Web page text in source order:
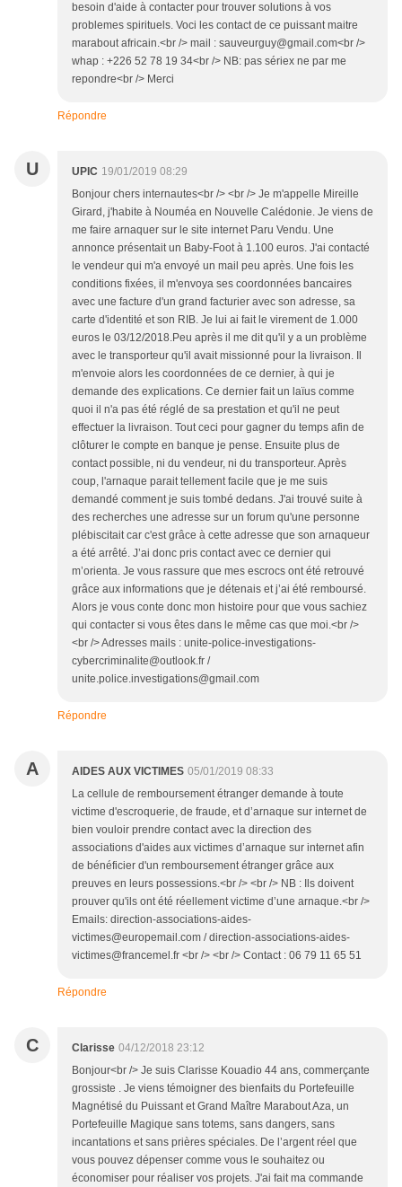
besoin d'aide à contacter pour trouver solutions à vos
problemes spirituels. Voci les contact de ce puissant maitre
marabout africain.<br /> mail : sauveurguy@gmail.com<br />
whap : +226 52 78 19 34<br /> NB: pas sériex ne par me
repondre<br /> Merci
Répondre
U UPIC 19/01/2019 08:29
Bonjour chers internautes<br /> <br /> Je m'appelle Mireille
Girard, j'habite à Nouméa en Nouvelle Calédonie. Je viens de
me faire arnaquer sur le site internet Paru Vendu. Une
annonce présentait un Baby-Foot à 1.100 euros. J'ai contacté
le vendeur qui m'a envoyé un mail peu après. Une fois les
conditions fixées, il m'envoya ses coordonnées bancaires
avec une facture d'un grand facturier avec son adresse, sa
carte d'identité et son RIB. Je lui ai fait le virement de 1.000
euros le 03/12/2018.Peu après il me dit qu'il y a un problème
avec le transporteur qu'il avait missionné pour la livraison. Il
m'envoie alors les coordonnées de ce dernier, à qui je
demande des explications. Ce dernier fait un laïus comme
quoi il n'a pas été réglé de sa prestation et qu'il ne peut
effectuer la livraison. Tout ceci pour gagner du temps afin de
clôturer le compte en banque je pense. Ensuite plus de
contact possible, ni du vendeur, ni du transporteur. Après
coup, l'arnaque parait tellement facile que je me suis
demandé comment je suis tombé dedans. J'ai trouvé suite à
des recherches une adresse sur un forum qu'une personne
plébiscitait car c'est grâce à cette adresse que son arnaqueur
a été arrêté. J’ai donc pris contact avec ce dernier qui
m’orienta. Je vous rassure que mes escrocs ont été retrouvé
grâce aux informations que je détenais et j’ai été remboursé.
Alors je vous conte donc mon histoire pour que vous sachiez
qui contacter si vous êtes dans le même cas que moi.<br />
<br /> Adresses mails : unite-police-investigations-
cybercriminalite@outlook.fr /
unite.police.investigations@gmail.com
Répondre
A AIDES AUX VICTIMES 05/01/2019 08:33
La cellule de remboursement étranger demande à toute
victime d'escroquerie, de fraude, et d’arnaque sur internet de
bien vouloir prendre contact avec la direction des
associations d'aides aux victimes d’arnaque sur internet afin
de bénéficier d'un remboursement étranger grâce aux
preuves en leurs possessions.<br /> <br /> NB : Ils doivent
prouver qu'ils ont été réellement victime d’une arnaque.<br />
Emails: direction-associations-aides-
victimes@europemail.com / direction-associations-aides-
victimes@francemel.fr <br /> <br /> Contact : 06 79 11 65 51
Répondre
C Clarisse 04/12/2018 23:12
Bonjour<br /> Je suis Clarisse Kouadio 44 ans, commerçante
grossiste . Je viens témoigner des bienfaits du Portefeuille
Magnétisé du Puissant et Grand Maître Marabout Aza, un
Portefeuille Magique sans totems, sans dangers, sans
incantations et sans prières spéciales. De l’argent réel que
vous pouvez dépenser comme vous le souhaitez ou
économiser pour réaliser vos projets. J'ai fait ma commande